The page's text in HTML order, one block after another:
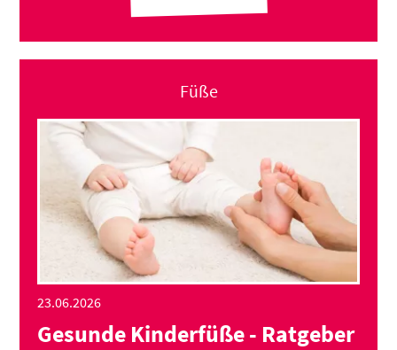
Füße
23.06.2026
Gesunde Kinderfüße - Ratgeber